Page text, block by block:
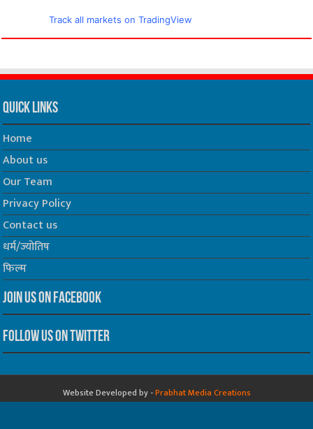
Track all markets on TradingView
Quick Links
Home
About us
Our Team
Privacy Policy
Contact us
धर्म/ज्योतिष
फिल्म
Join us on Facebook
Follow us on Twitter
Website Developed by -Prabhat Media Creations